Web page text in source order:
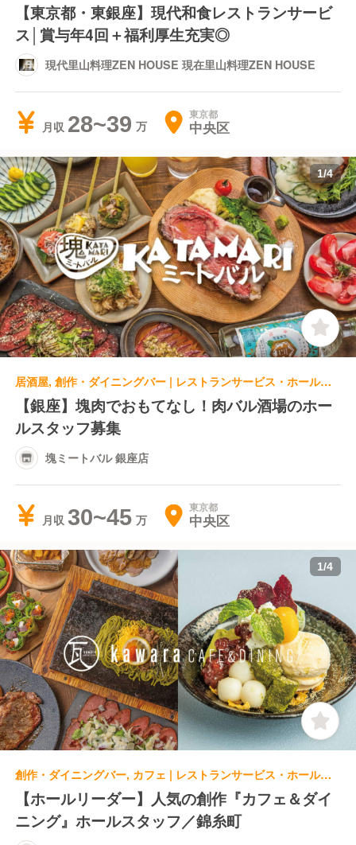
【東京都・東銀座】現代和食レストランサービ
ス│賞与年4回＋福利厚生充実◎
現代里山料理ZEN HOUSE 現在里山料理ZEN HOUSE
月収 28~39 東京都
中央区
1/4
居酒屋, 創作・ダイニングバー | レストランサービス・ホールスタッフ | 塊ミートバル 銀座店
【銀座】塊肉でおもてなし！肉バル酒場のホー
ルスタッフ募集
塊ミートバル 銀座店
月収 30~45 東京都
中央区
1/4
創作・ダイニングバー, カフェ | レストランサービス・ホールスタッフ | kawara CAFE＆DINING 錦糸町店
【ホールリーダー】人気の創作『カフェ＆ダイ
ニング』ホールスタッフ／錦糸町